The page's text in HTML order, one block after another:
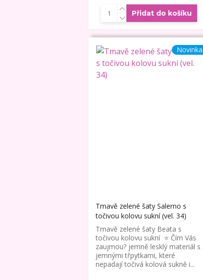
Přidat do košíku
Novinka
Tmavě zelené šaty Salerno s
točivou kolovu sukní (vel. 34)
Tmavě zelené šaty Beata s
točivou kolovu sukní ⭐ Čím Vás
zaujmou? jemně lesklý materiál s
jemnými třpytkami, které
nepadají točivá kolová sukně i...